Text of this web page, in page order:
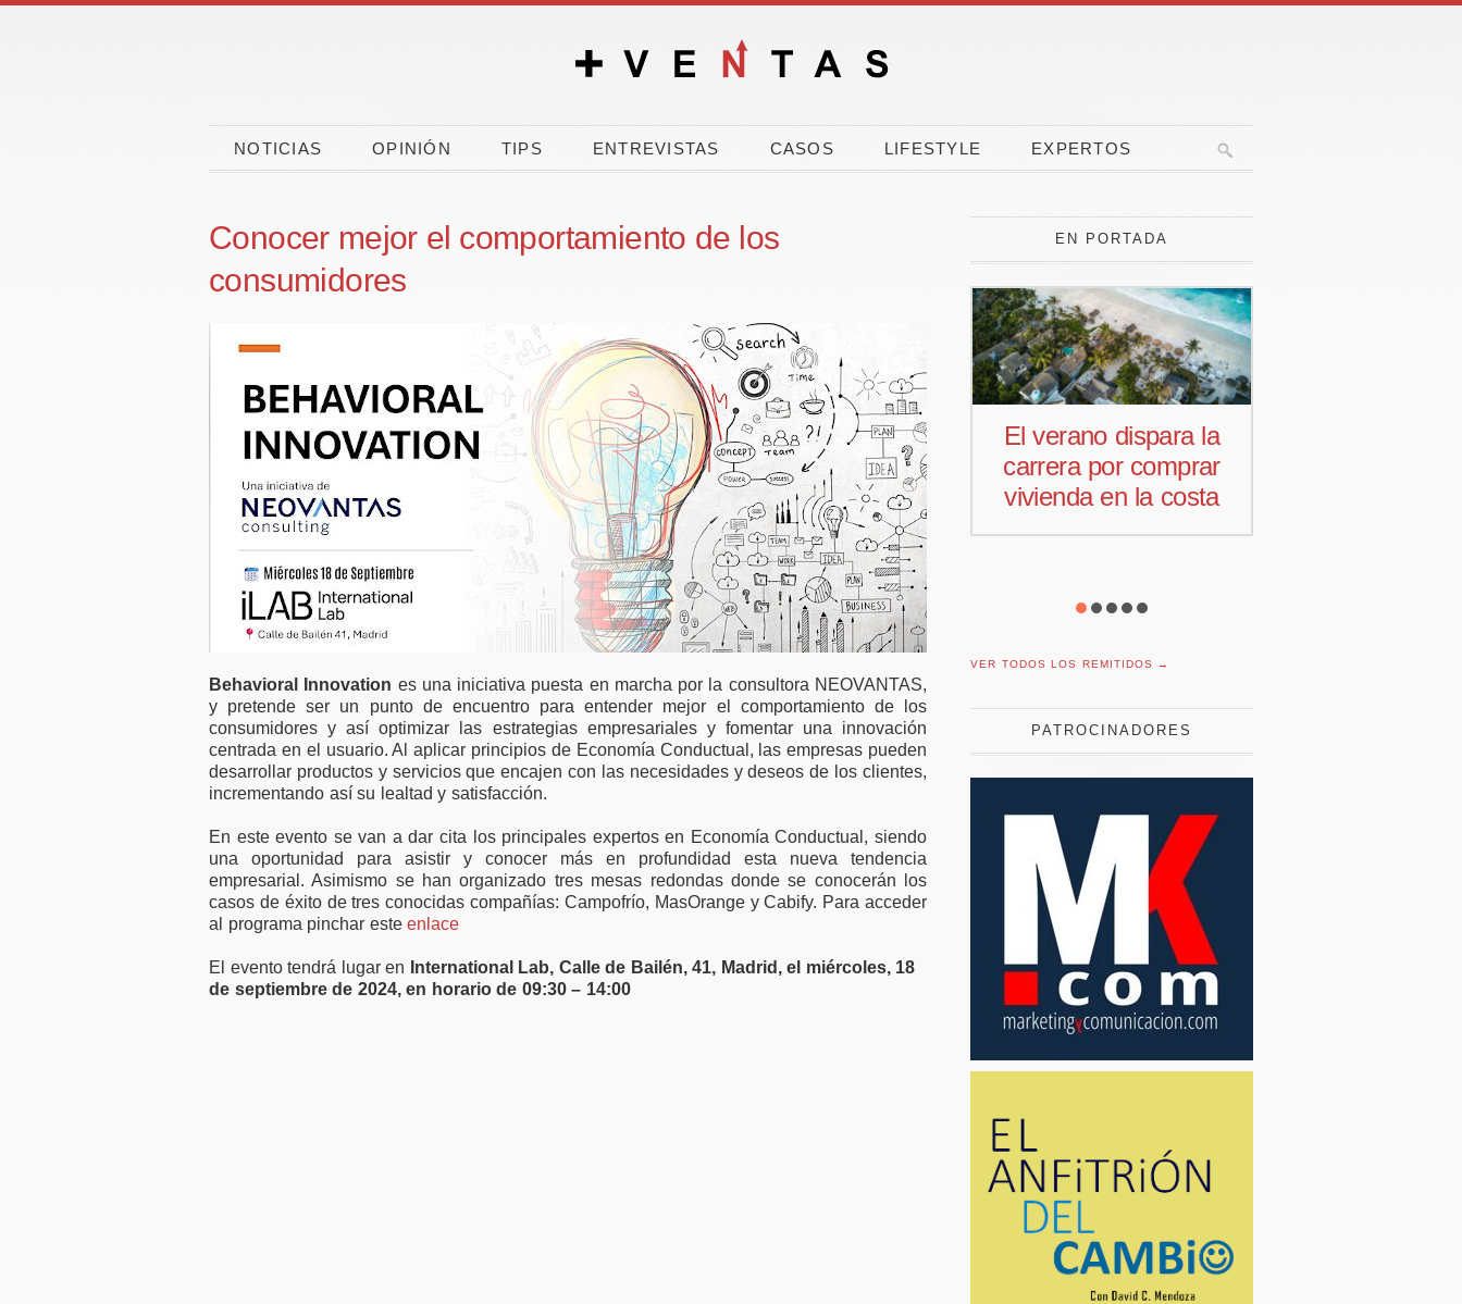
NOTICIAS OPINIÓN TIPS ENTREVISTAS CASOS LIFESTYLE EXPERTOS
Conocer mejor el comportamiento de los
consumidores
Behavioral Innovation es una iniciativa puesta en marcha por la consultora NEOVANTAS,
y pretende ser un punto de encuentro para entender mejor el comportamiento de los
consumidores y así optimizar las estrategias empresariales y fomentar una innovación
centrada en el usuario. Al aplicar principios de Economía Conductual, las empresas pueden
desarrollar productos y servicios que encajen con las necesidades y deseos de los clientes,
incrementando así su lealtad y satisfacción.
En este evento se van a dar cita los principales expertos en Economía Conductual, siendo
una oportunidad para asistir y conocer más en profundidad esta nueva tendencia
empresarial. Asimismo se han organizado tres mesas redondas donde se conocerán los
casos de éxito de tres conocidas compañías: Campofrío, MasOrange y Cabify. Para acceder
al programa pinchar este enlace
El evento tendrá lugar en
International Lab, Calle de Bailén, 41, Madrid, el miércoles, 18
de septiembre de 2024, en horario de 09:30 – 14:00
EN PORTADA
Las vacaciones
ponen a prueba la
motivación laboral
con plantillas
reducidas
CaixaBank, CEOE y
CEPYME movilizan
50.000 millones en
financiación para
empresas y pymes
El 90% de los
españoles vota a
favor de ampliar el
teletrabajo
El verano dispara la
carrera por comprar
vivienda en la costa
VER TODOS LOS REMITIDOS →
PATROCINADORES